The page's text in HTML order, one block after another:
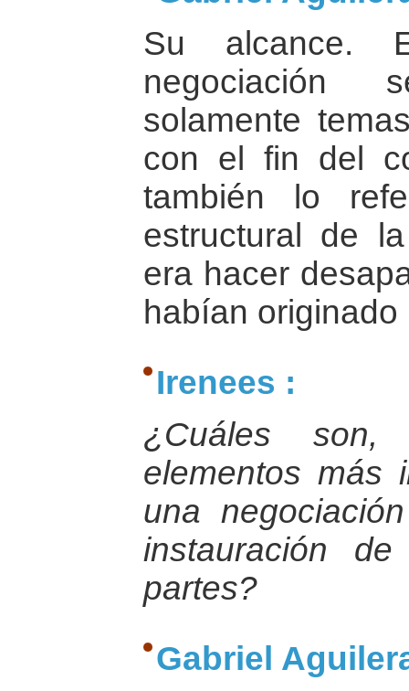
Su alcance.
negociación
solamente
con el fin del
también lo
estructural de
era hacer
habían originado
Irenees :
¿Cuáles
elementos más
una
instauración
partes?
Gabriel